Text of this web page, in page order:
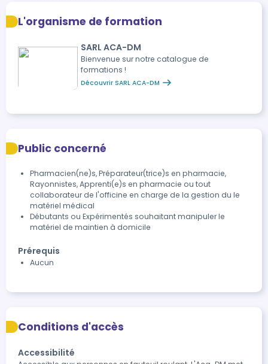
de l’appareil respiratoire
L'organisme de formation
SARL ACA-DM
Bienvenue sur notre catalogue de
formations !
Découvrir SARL ACA-DM
Public concerné
Pharmacien(ne)s, Préparateur(trice)s en pharmacie,
Rayonnistes, Apprenti(e)s en pharmacie ou tout
collaborateur de l'officine en charge de la gestion du le
matériel médical
Débutants ou Expérimentés souhaitant manipuler le
matériel de maintien à domicile
Prérequis
Aucun
Conditions d'accès
Accessibilité